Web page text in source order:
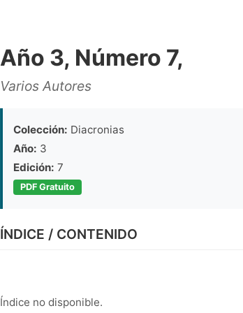
Año 3, Número 7,
Varios Autores
Colección: Diacronias
Año: 3
Edición: 7
PDF Gratuito
ÍNDICE / CONTENIDO
Índice no disponible.